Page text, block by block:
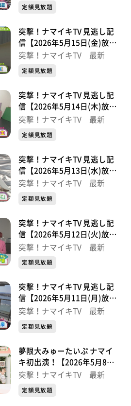
定額見放題
突撃！ナマイキTV 見逃し配
信【2026年5月15日(金)放送
分】
突撃！ナマイキTV 最新
定額見放題
突撃！ナマイキTV 見逃し配
信【2026年5月14日(木)放送
分】
突撃！ナマイキTV 最新
定額見放題
突撃！ナマイキTV 見逃し配
信【2026年5月13日(水)放送
分】
突撃！ナマイキTV 最新
定額見放題
突撃！ナマイキTV 見逃し配
信【2026年5月12日(火)放送
分】
突撃！ナマイキTV 最新
定額見放題
突撃！ナマイキTV 見逃し配
信【2026年5月11日(月)放送
分】
突撃！ナマイキTV 最新
定額見放題
夢限大みゅーたいぷ ナマイ
キ初出演！【2026年5月8日
(金)放送分】
突撃！ナマイキTV 最新
定額見放題